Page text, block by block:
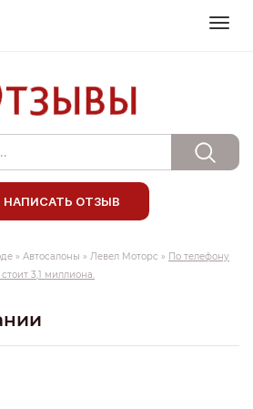
НАПИСАТЬ ОТЗЫВ
» Автосалоны » Левел Моторс » По телефону
3,1 миллиона.